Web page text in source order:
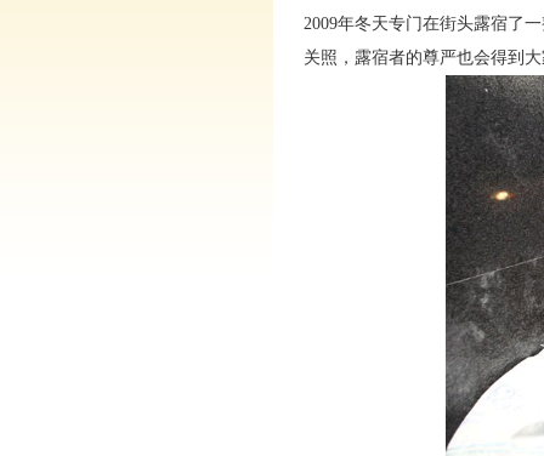
2009年冬天专门在街头露宿了
关照，露宿者的尊严也会得到